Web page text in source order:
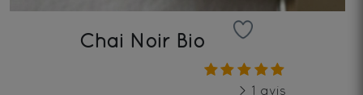
Chai Noir Bio
> 1 avis